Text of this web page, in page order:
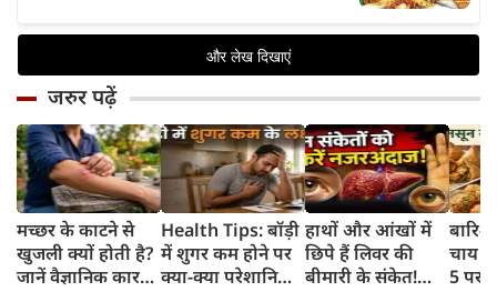
जरुर पढ़ें
मच्छर के काटने से
खुजली क्यों होती है?
जानें वैज्ञानिक कारण
Health Tips: बॉड़ी
में शुगर कम होने पर
क्या-क्या परेशानियां
हाथों और आंखों में
छिपे हैं लिवर की
बीमारी के संकेत!
चाय
5